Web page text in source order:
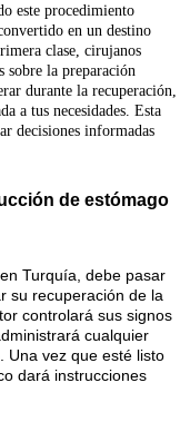
este procedimiento
en un destino
clase, cirujanos
sobre la preparación
durante la recuperación,
a tus necesidades. Esta
decisiones informadas
de estómago
Turquía, debe pasar
su recuperación de la
controlará sus signos
cualquier
Una vez que esté listo
dará instrucciones